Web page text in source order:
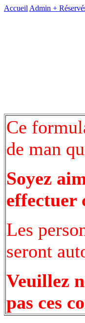
Accueil Admin +
Ce
de man
Soyez
effectuer
Les
seront
Veuillez
pas ces